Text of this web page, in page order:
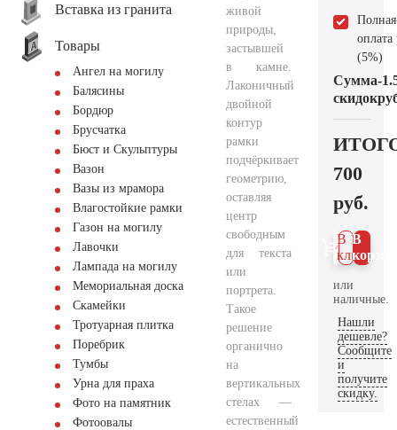
Вставка из гранита
Товары
Ангел на могилу
Балясины
Бордюр
Брусчатка
Бюст и Скульптуры
Вазон
Вазы из мрамора
Влагостойкие рамки
Газон на могилу
Лавочки
Лампада на могилу
Мемориальная доска
Скамейки
Тротуарная плитка
Поребрик
Тумбы
Урна для праха
Фото на памятник
Фотоовалы
живой
природы,
застывшей
в камне.
Лаконичный
двойной
контур
рамки
подчёркивает
геометрию,
оставляя
центр
свободным
для текста
или
портрета.
Такое
решение
органично
на
вертикальных
стелах —
естественный
Полная
оплата
(5%)
Сумма
скидок
-
700
руб.
В
В 1
клик
или
наличные.
Нашли
дешевле?
Сообщите
и
получите
скидку.